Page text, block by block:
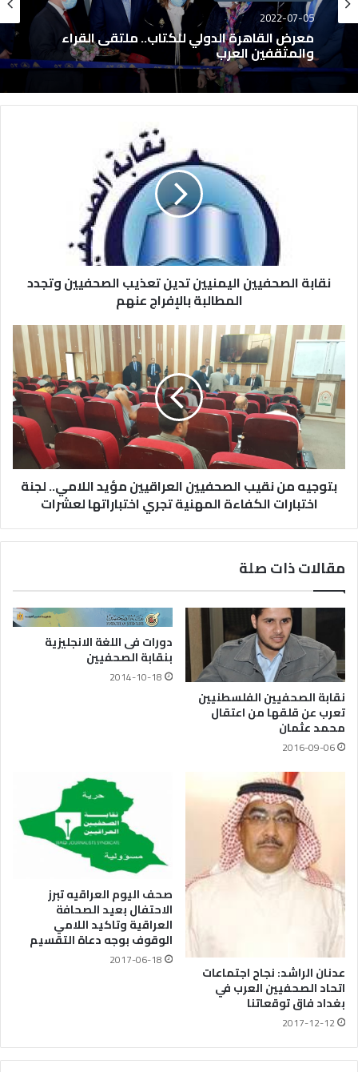
2022-07-05
معرض القاهرة الدولي للكتاب.. ملتقى القراء
والمثقفين العرب
نقابة الصحفيين اليمنيين تدين تعذيب الصحفيين وتجدد
المطالبة بالإفراج عنهم
بتوجيه من نقيب الصحفيين العراقيين مؤيد اللامي.. لجنة
اختبارات الكفاءة المهنية تجري اختباراتها لعشرات
مقالات ذات صلة
نقابة الصحفيين الفلسطنيين
تعرب عن قلقها من اعتقال
محمد عثمان
2016-09-06
دورات فى اللغة الانجليزية
بنقابة الصحفيين
2014-10-18
عدنان الراشد: نجاح اجتماعات
اتحاد الصحفيين العرب في
بغداد فاق توقعاتنا
2017-12-12
صحف اليوم العراقيه تبرز
الاحتفال بعيد الصحافة
العراقية وتاكيد اللامي
الوقوف بوجه دعاة التقسيم
2017-06-18